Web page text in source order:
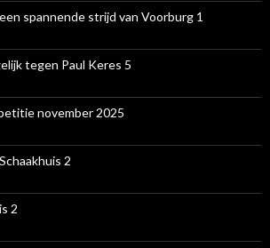
spannende strijd van Voorburg 1
tegen Paul Keres 5
november 2025
2
2